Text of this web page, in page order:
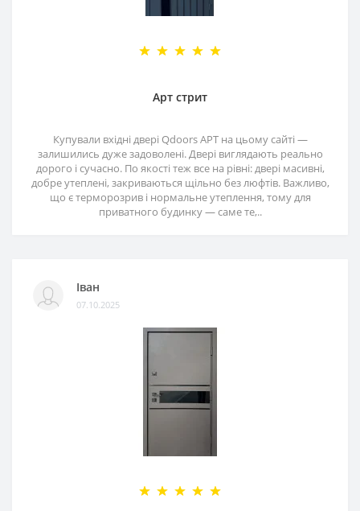
Арт стрит
Купували вхідні двері Qdoors АРТ на цьому сайті —
залишились дуже задоволені. Двері виглядають реально
дорого і сучасно. По якості теж все на рівні: двері масивні,
добре утеплені, закриваються щільно без люфтів. Важливо,
що є терморозрив і нормальне утеплення, тому для
приватного будинку — саме те,..
Іван
07.10.2025